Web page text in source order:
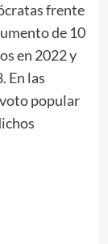
frente
de 10
en 2022 y
En las
popular